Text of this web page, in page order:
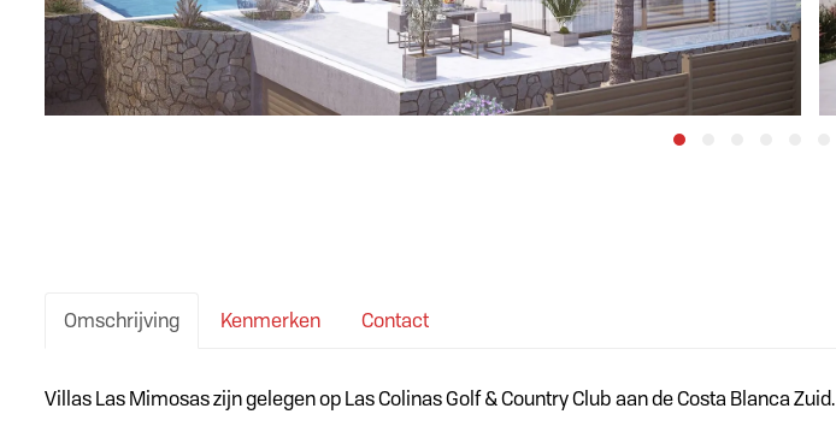
Omschrijving Kenmerken Contact
Omschrijving
Villas Las Mimosas zijn gelegen op Las Colinas Golf & Country Club aan de Costa Blanca Zuid.